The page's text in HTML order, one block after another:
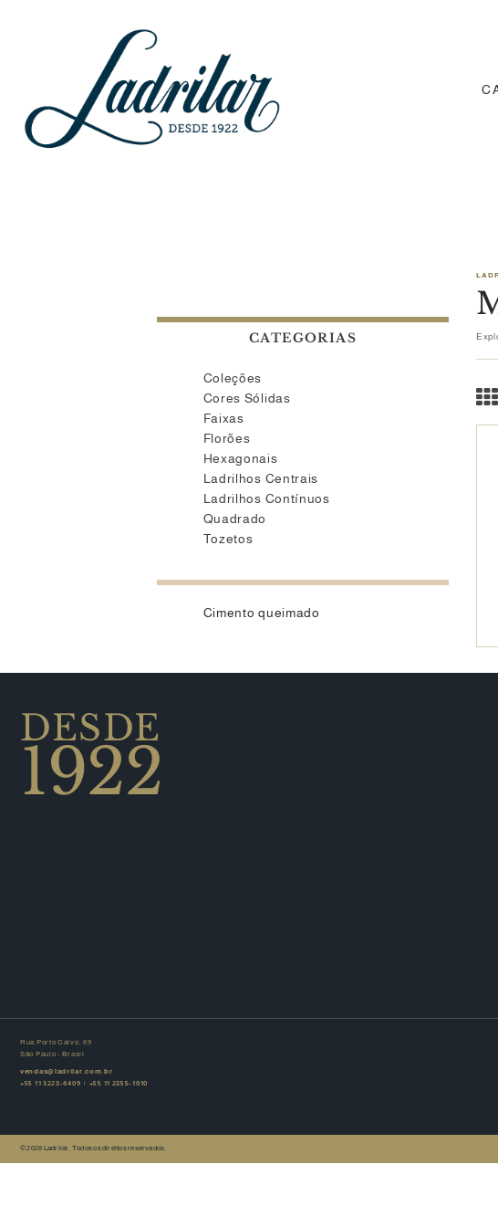
CATEGORIAS
Coleções
Cores Sólidas
Faixas
Florões
Hexagonais
Ladrilhos Centrais
Ladrilhos Contínuos
Quadrado
Tozetos
Cimento queimado
DESDE
1922
Rua Porto Calvo, 69
São Paulo - Brasil
vendas@ladrilar.com.br
+55 11 3228-6409 | +55 11 2855-1010
© 2026 Ladrilar. Todos os direitos reservados.